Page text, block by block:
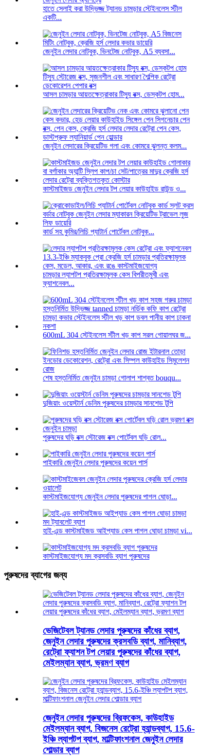
হাতে সেলাই করা উদ্ভিজ্জ ট্যানড চামড়ার স্টেইনলেস স্টীল
একটি...
জেনুইন লেদার নোটবুক, ভিনটেজ নোটবুক, A5 ব্যবসা...
আসল চামড়ার আয়তক্ষেত্রাকার টিস্যু বক্স, ডেস্কটপ হোম...
জেনুইন লেদারের ক্রিয়েটিভ গলা এবং কোমরে ঝুলন্ত কলম...
কাস্টমাইজড জেনুইন লেদার টপ লেয়ার কাউহাইড রাউন্ড ও...
কার্ড সহ কুমির/লিচি প্যাটার্ন পোর্টেবল নোটবুক...
চামড়ার ল্যাপটপ প্রতিরক্ষামূলক কেস বিপরীতমুখী এবং
ফ্যাশনেবল...
600mL 304 স্টেইনলেস স্টীল খড় কাপ সরল গোয়ালঘর জ...
শেষ হস্তনির্মিত জেনুইন চামড়া গোলাপ শাশ্বত bouqu...
দুজিয়াং ওয়েস্টার্ন ডেনিম পুরুষদের চামড়ার সানশেড টুপি
পুরুষদের ঘড়ি বক্স স্টোরেজ বক্স পোর্টেবল ঘড়ি রোল...
পাইকারি জেনুইন লেদার পুরুষদের কয়েন পার্স
কাস্টমাইজযোগ্য জেনুইন লেদার পুরুষদের পাগল ঘোড়া...
হাই-এন্ড কাস্টমাইজড আইপ্যাড কেস পাগল ঘোড়া চামড়া vi...
কাস্টমাইজযোগ্য মদ ক্রসবডি ব্যাগ পুরুষদের
পুরুষদের ব্যাগের জন্য
ভেজিটেবল ট্যানড লেদার পুরুষদের কাঁধের ব্যাগ,
জেনুইন লেদার পুরুষদের ক্রসবডি ব্যাগ, মানিব্যাগ,
রেট্রো ফ্যাশন টপ লেয়ার পুরুষদের কাঁধের ব্যাগ,
মেইলম্যান ব্যাগ, ভ্রমণ ব্যাগ
জেনুইন লেদার পুরুষদের ব্রিফকেস, কাউহাইড
মেইলম্যান ব্যাগ, বিজনেস রেট্রো হ্যান্ডব্যাগ, 15.6-
ইঞ্চি ল্যাপটপ ব্যাগ, মাল্টিফাংশনাল জেনুইন লেদার
শোল্ডার ব্যাগ